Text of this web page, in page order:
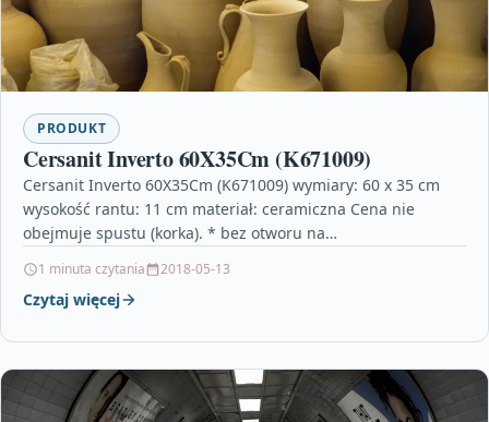
PRODUKT
Cersanit Inverto 60X35Cm (K671009)
Cersanit Inverto 60X35Cm (K671009) wymiary: 60 x 35 cm
wysokość rantu: 11 cm materiał: ceramiczna Cena nie
obejmuje spustu (korka). * bez otworu na…
1 minuta czytania 2018-05-13
Czytaj więcej